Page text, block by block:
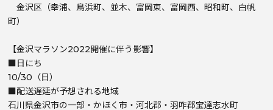
金沢区（幸浦、鳥浜町、並木、富岡東、富岡西、昭和町、白帆
町）
【金沢マラソン2022開催に伴う影響】
■日にち
10/30（日）
■配送遅延が予想される地域
石川県金沢市の一部・かほく市・河北郡・羽咋郡宝達志水町